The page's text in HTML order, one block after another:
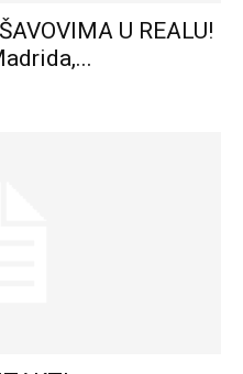
U REALU!